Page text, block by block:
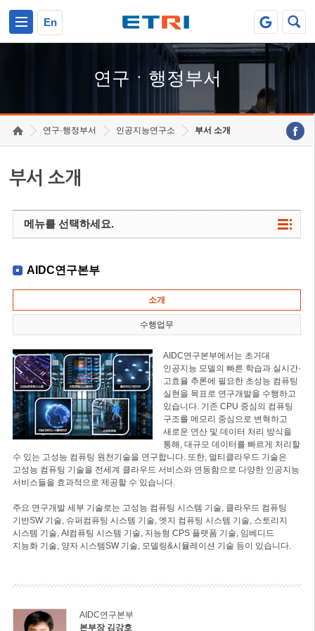
En
연구ㆍ행정부서
연구·행정부서 인공지능연구소 부서 소개
부서 소개
메뉴를 선택하세요.
AIDC연구본부
소개
수행업무
AIDC연구본부에서는 초거대
인공지능 모델의 빠른 학습과 실시간·
고효율 추론에 필요한 초성능 컴퓨팅
실현을 목표로 연구개발을 수행하고
있습니다. 기존 CPU 중심의 컴퓨팅
구조를 메모리 중심으로 변혁하고
새로운 연산 및 데이터 처리 방식을
통해, 대규모 데이터를 빠르게 처리할
수 있는 고성능 컴퓨팅 원천기술을 연구합니다. 또한, 멀티클라우드 기술은
고성능 컴퓨팅 기술을 전세계 클라우드 서비스와 연동함으로 다양한 인공지능
서비스들을 효과적으로 제공할 수 있습니다.
주요 연구개발 세부 기술로는 고성능 컴퓨팅 시스템 기술, 클라우드 컴퓨팅
기반SW 기술, 슈퍼컴퓨팅 시스템 기술, 엣지 컴퓨팅 시스템 기술, 스토리지
시스템 기술, AI컴퓨팅 시스템 기술, 지능형 CPS 플랫폼 기술, 임베디드
지능화 기술, 양자 시스템SW 기술, 모델링&시뮬레이션 기술 등이 있습니다.
AIDC연구본부
본부장 김강호